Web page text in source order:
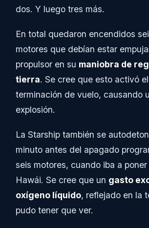
dos. Y luego tres más.
En total quedaron encendidos
motores que debían estar
propulsor en su maniobra de
tierra. Se cree que esto activó
terminación de vuelo, causando
explosión.
La Starship también se
minuto antes del apagado
seis motores, cuando iba a poner
Hawái. Se cree que un gasto
oxígeno líquido, reflejado en la
pudo tener que ver.